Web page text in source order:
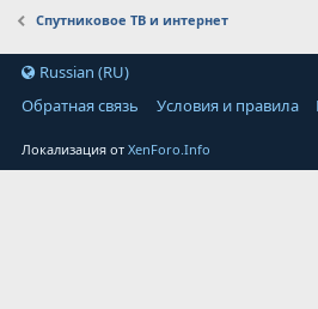
Спутниковое ТВ и интернет
Russian (RU)
Обратная связь
Условия и правила
Локализация отXenForo.Info